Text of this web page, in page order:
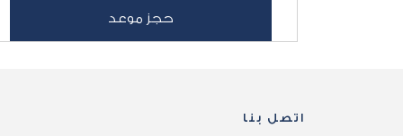
حجز موعد
اتصل بنا